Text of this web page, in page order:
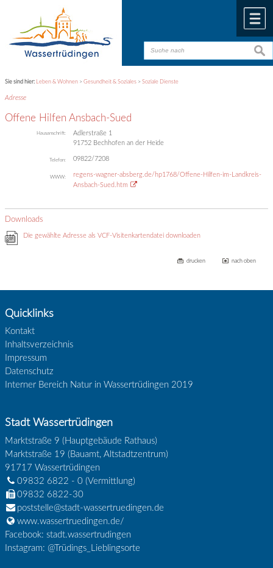
Sie sind hier: Leben & Wohnen >Gesundheit & Soziales >Soziale Dienste
Adresse
Offene Hilfen Ansbach-Sued
Hausanschrift:
Adlerstraße 1
91752 Bechhofen an der Heide
Telefon: 09822/7208
WWW:
regens-wagner-absberg.de/hp1768/Offene-Hilfen-im-Landkreis-
Ansbach-Sued.htm
Downloads
Die gewählte Adresse als VCF-Visitenkartendatei downloaden
drucken nach oben
Quicklinks
Kontakt
Inhaltsverzeichnis
Impressum
Datenschutz
Interner Bereich Natur in Wassertrüdingen 2019
Stadt Wassertrüdingen
Marktstraße 9 (Hauptgebäude Rathaus)
Marktstraße 19 (Bauamt, Altstadtzentrum)
91717 Wassertrüdingen
09832 6822 - 0(Vermittlung)
09832 6822-30
poststelle@stadt-wassertruedingen.de
www.wassertruedingen.de/
Facebook: stadt.wassertrudingen
Instagram: @Trüdings_Lieblingsorte